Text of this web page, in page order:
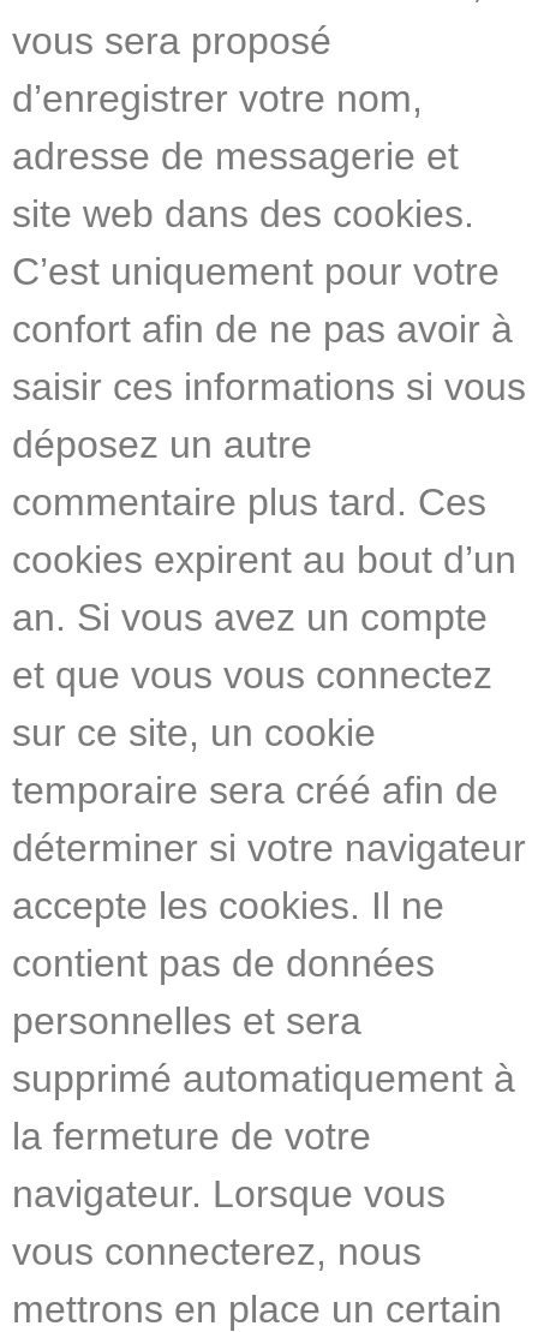
vous sera proposé
d’enregistrer votre nom,
adresse de messagerie et
site web dans des cookies.
C’est uniquement pour votre
confort afin de ne pas avoir à
saisir ces informations si vous
déposez un autre
commentaire plus tard. Ces
cookies expirent au bout d’un
an. Si vous avez un compte
et que vous vous connectez
sur ce site, un cookie
temporaire sera créé afin de
déterminer si votre navigateur
accepte les cookies. Il ne
contient pas de données
personnelles et sera
supprimé automatiquement à
la fermeture de votre
navigateur. Lorsque vous
vous connecterez, nous
mettrons en place un certain